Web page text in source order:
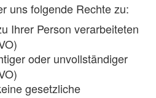
uns folgende Rechte zu:
Ihrer Person verarbeiteten
oder unvollständiger
gesetzliche